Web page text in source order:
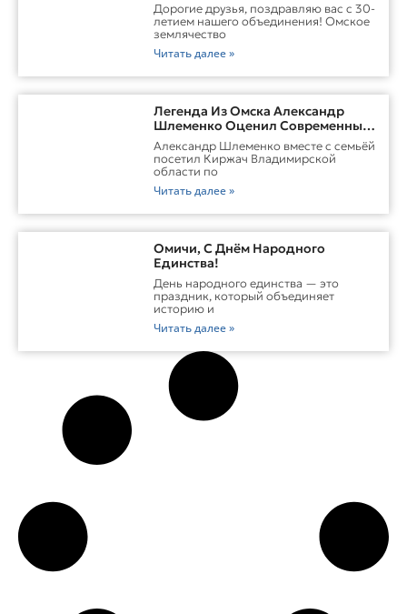
Дорогие друзья, поздравляю вас с 30-
летием нашего объединения! Омское
землячество
Читать далее »
Легенда Из Омска Александр
Шлеменко Оценил Современные
Заводы Холдинга «Русклимат» И
Перспективы ММА В Киржаче
Александр Шлеменко вместе с семьёй
посетил Киржач Владимирской
области по
Читать далее »
Омичи, С Днём Народного
Единства!
День народного единства — это
праздник, который объединяет
историю и
Читать далее »